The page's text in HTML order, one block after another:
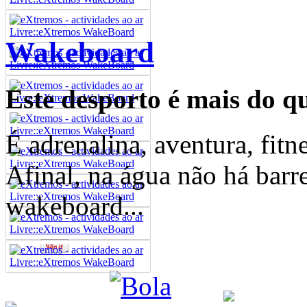
Wakeboard
Este desporto é mais do
É adrenalina, aventura,
Afinal, na água não há
wakeboard...